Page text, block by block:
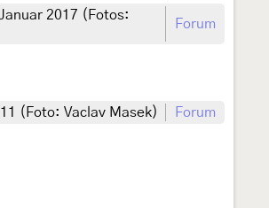
2017 (Fotos:
Forum
(Foto: Vaclav Masek) Forum